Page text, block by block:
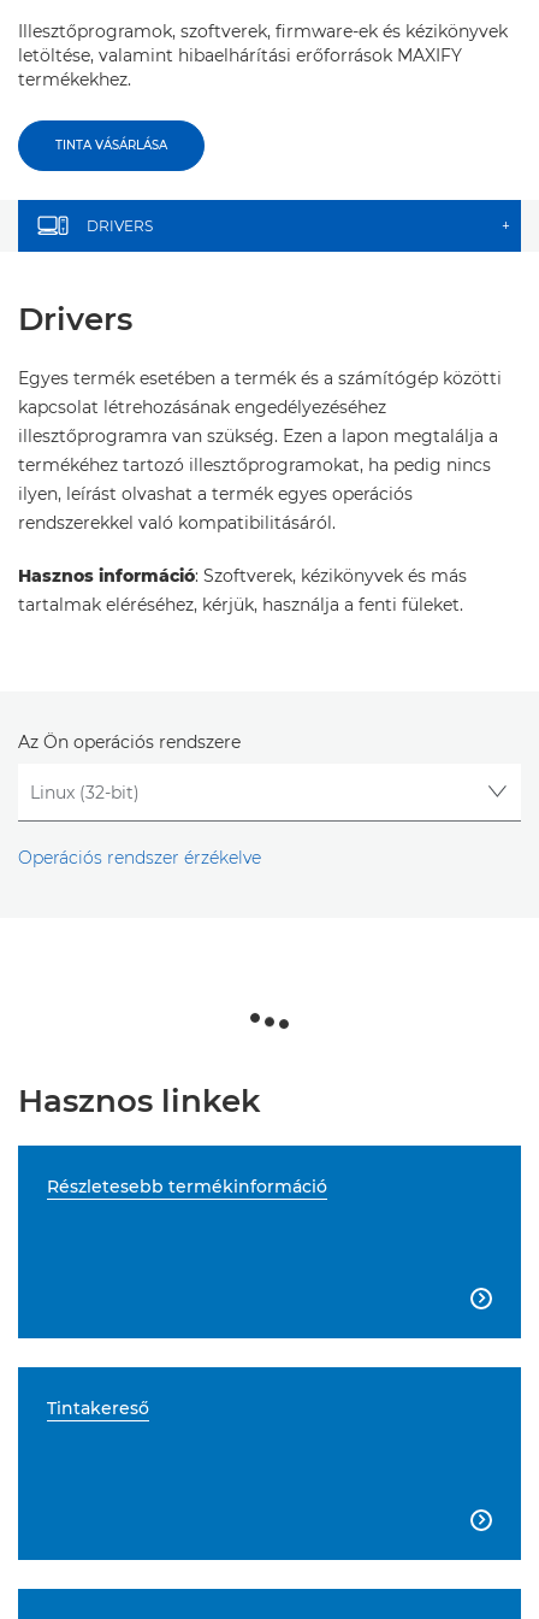
Illesztőprogramok, szoftverek, firmware-ek és kézikönyvek
letöltése, valamint hibaelhárítási erőforrások MAXIFY
termékekhez.
TINTA VÁSÁRLÁSA
DRIVERS +
Drivers
Egyes termék esetében a termék és a számítógép közötti
kapcsolat létrehozásának engedélyezéséhez
illesztőprogramra van szükség. Ezen a lapon megtalálja a
termékéhez tartozó illesztőprogramokat, ha pedig nincs
ilyen, leírást olvashat a termék egyes operációs
rendszerekkel való kompatibilitásáról.
Hasznos információ: Szoftverek, kézikönyvek és más
tartalmak eléréséhez, kérjük, használja a fenti füleket.
Az Ön operációs rendszere
Operációs rendszer érzékelve
Hasznos linkek
Részletesebb termékinformáció

Tintakereső
